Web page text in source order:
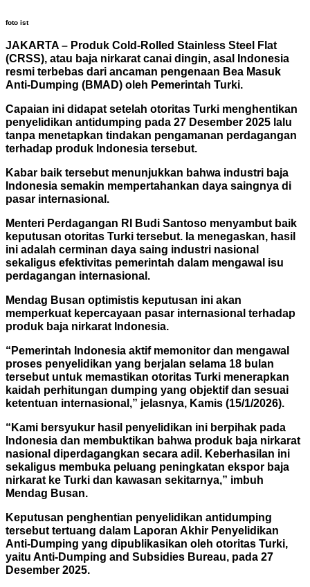
foto ist
JAKARTA – Produk Cold-Rolled Stainless Steel Flat
(CRSS), atau baja nirkarat canai dingin, asal Indonesia
resmi terbebas dari ancaman pengenaan Bea Masuk
Anti-Dumping (BMAD) oleh Pemerintah Turki.
Capaian ini didapat setelah otoritas Turki menghentikan
penyelidikan antidumping pada 27 Desember 2025 lalu
tanpa menetapkan tindakan pengamanan perdagangan
terhadap produk Indonesia tersebut.
Kabar baik tersebut menunjukkan bahwa industri baja
Indonesia semakin mempertahankan daya saingnya di
pasar internasional.
Menteri Perdagangan RI Budi Santoso menyambut baik
keputusan otoritas Turki tersebut. Ia menegaskan, hasil
ini adalah cerminan daya saing industri nasional
sekaligus efektivitas pemerintah dalam mengawal isu
perdagangan internasional.
Mendag Busan optimistis keputusan ini akan
memperkuat kepercayaan pasar internasional terhadap
produk baja nirkarat Indonesia.
“Pemerintah Indonesia aktif memonitor dan mengawal
proses penyelidikan yang berjalan selama 18 bulan
tersebut untuk memastikan otoritas Turki menerapkan
kaidah perhitungan dumping yang objektif dan sesuai
ketentuan internasional,” jelasnya, Kamis (15/1/2026).
“Kami bersyukur hasil penyelidikan ini berpihak pada
Indonesia dan membuktikan bahwa produk baja nirkarat
nasional diperdagangkan secara adil. Keberhasilan ini
sekaligus membuka peluang peningkatan ekspor baja
nirkarat ke Turki dan kawasan sekitarnya,” imbuh
Mendag Busan.
Keputusan penghentian penyelidikan antidumping
tersebut tertuang dalam Laporan Akhir Penyelidikan
Anti-Dumping yang dipublikasikan oleh otoritas Turki,
yaitu Anti-Dumping and Subsidies Bureau, pada 27
Desember 2025.